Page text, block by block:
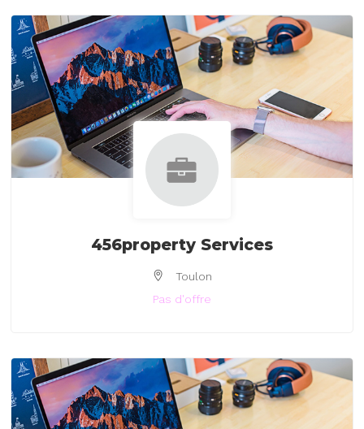
456property Services
Toulon
Pas d'offre